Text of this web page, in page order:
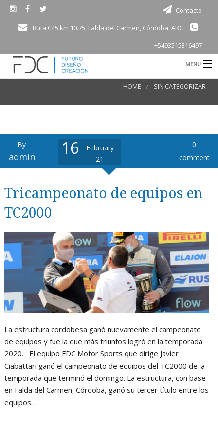
Contacto
Ruta C45 km 10.75, Falda del Carmen, Córdoba, ARG
+5493515316497
MENU
Productos
Bioingeniería
Vivienda
HOME SIN CATEGORIZAR
By
admin 16
February
21
0
comment
Tricampeonato de equipos en
TC2000
La estructura cordobesa ganó nuevamente el campeonato
de equipos y fue la que más triunfos logró en la temporada
2020. El equipo FDC Motor Sports que dirige Javier
Ciabattari ganó el campeonato de equipos del TC2000 de la
temporada que terminó el domingo. La estructura, con base
en Falda del Carmen, Córdoba, ganó su tercer título entre los
equipos…